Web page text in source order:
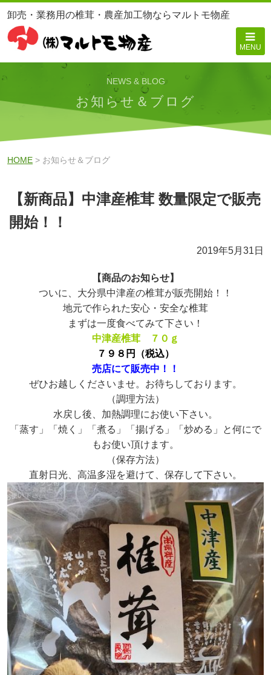
卸売・業務用の椎茸・農産加工物ならマルトモ物産
MENU
NEWS & BLOG
お知らせ＆ブログ
HOME > お知らせ＆ブログ
【新商品】中津産椎茸 数量限定で販売
開始！！
2019年5月31日
【商品のお知らせ】
ついに、大分県中津産の椎茸が販売開始！！
地元で作られた安心・安全な椎茸
まずは一度食べてみて下さい！
中津産椎茸
７０ｇ
７９８円（税込）
売店にて販売中！！
ぜひお越しくださいませ。お待ちしております。
（調理方法）
水戻し後、加熱調理にお使い下さい。
「蒸す」「焼く」「煮る」「揚げる」「炒める」と何にで
もお使い頂けます。
（保存方法）
直射日光、高温多湿を避けて、保存して下さい。